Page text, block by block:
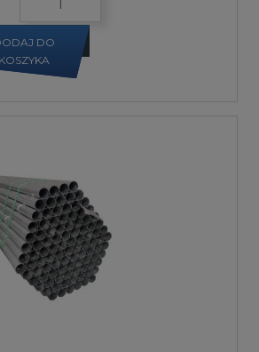
DO
KOSZYKA